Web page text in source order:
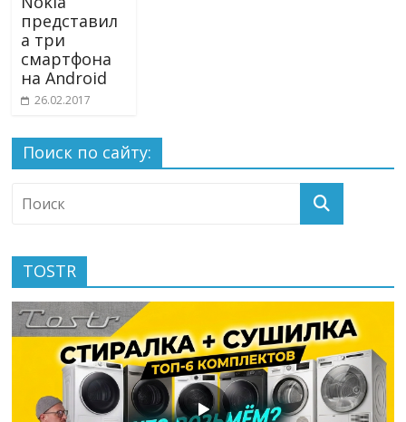
представил
а три
смартфона
на Android
26.02.2017
Поиск по сайту:
TOSTR